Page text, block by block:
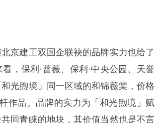
京建工双国企联袂的品牌实力也给了
，保利·蔷薇、保利·中央公园、天誉
光煦境」同一区域的和锦薇棠，价格
作品。品牌的实力为「和光煦境」赋
同青睐的地块，其价值当然也是不言